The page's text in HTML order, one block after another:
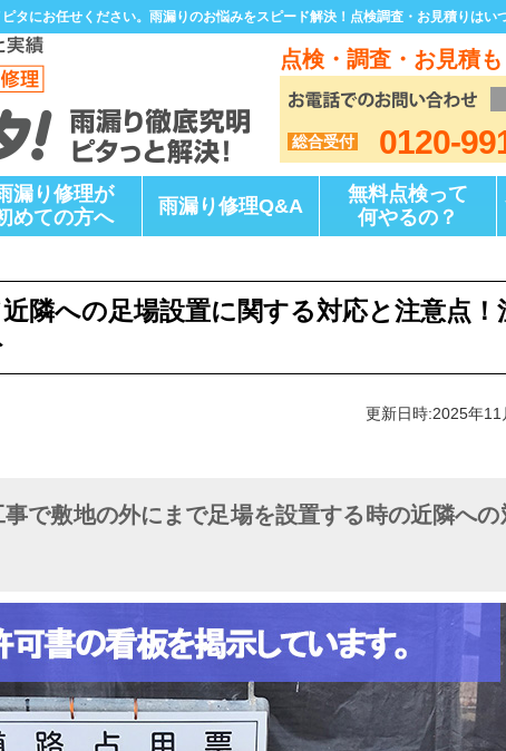
タにお任せください。雨漏りのお悩みをスピード解決！点検調査・お見積りはい
点検・調査・お見積
総合受付 0120-
漏り修理が
めての方へ
雨漏り修理Q&A
無料点検って
何やるの？
隣への足場設置に関する対応と注意点！
更新日時:2025年11
で敷地の外にまで足場を設置する時の近隣への